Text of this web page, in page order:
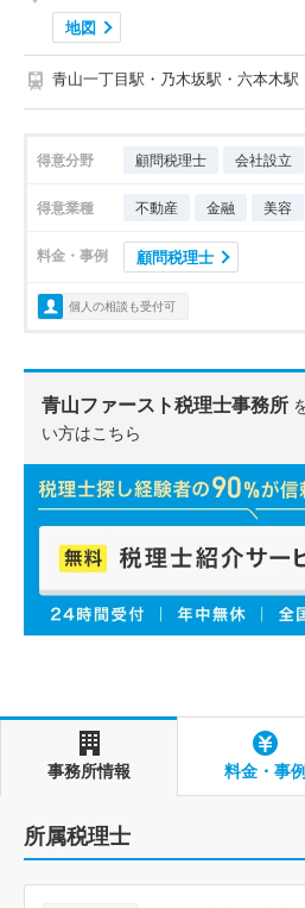
地図
青山一丁目駅・乃木坂駅・六本木駅
得意分野 顧問税理士 会社設立
得意業種 不動産 金融 美容
料金・事例 顧問税理士
個人の相談も受付可
青山ファースト税理士事務所
い方はこちら
事務所情報 料金・事
所属税理士